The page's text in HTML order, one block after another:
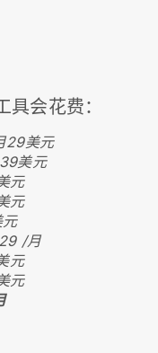
会花费：
29美元
美元
元
元
/月
元
元